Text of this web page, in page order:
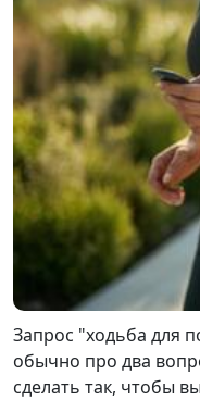
Запрос "ходьба для
обычно про два
сделать так, чтобы